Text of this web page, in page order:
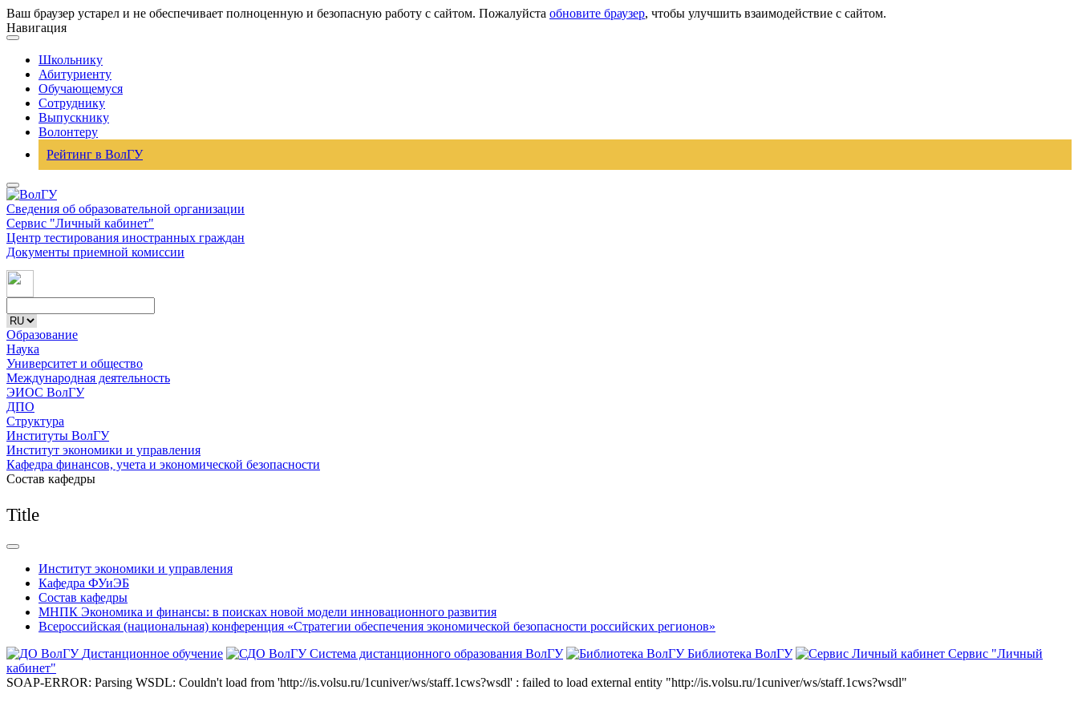
Ваш браузер устарел и не обеспечивает полноценную и безопасную работу с сайтом. Пожалуйста обновите браузер, чтобы улучшить взаимодействие с сайтом.
Навигация
Школьнику
Абитуриенту
Обучающемуся
Сотруднику
Выпускнику
Волонтеру
Рейтинг в ВолГУ
Сведения об образовательной организации
Сервис "Личный кабинет"
Центр тестирования иностранных граждан
Документы приемной комиссии
Образование
Наука
Университет и общество
Международная деятельность
ЭИОС ВолГУ
ДПО
Структура
Институты ВолГУ
Институт экономики и управления
Кафедра финансов, учета и экономической безопасности
Состав кафедры
Title
Институт экономики и управления
Кафедра ФУиЭБ
Состав кафедры
МНПК Экономика и финансы: в поисках новой модели инновационного развития
Всероссийская (национальная) конференция «Стратегии обеспечения экономической безопасности российских регионов»
Дистанционное обучение
Система дистанционного образования ВолГУ Библиотека ВолГУ
Сервис "Личный
кабинет"
SOAP-ERROR: Parsing WSDL: Couldn't load from 'http://is.volsu.ru/1cuniver/ws/staff.1cws?wsdl' : failed to load external entity "http://is.volsu.ru/1cuniver/ws/staff.1cws?wsdl"